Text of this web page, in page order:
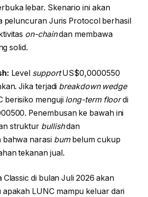
lebar. Skenario ini akan
peluncuran Juris Protocol berhasil
on-chaindan membawa
solid.
Level supportUS$0,0000550
Jika terjadi breakdown wedge
berisiko menguji long-term floordi
Penembusan ke bawah ini
struktur bullishdan
bahwa narasi burnbelum cukup
tekanan jual.
Classic di bulan Juli 2026 akan
apakah LUNC mampu keluar dari